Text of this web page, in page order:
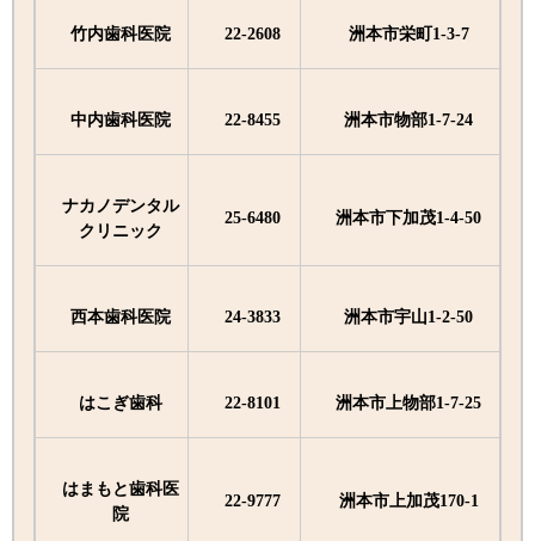
竹内歯科医院 22-2608 洲本市栄町1-3-7
中内歯科医院 22-8455 洲本市物部1-7-24
ナカノデンタル
クリニック
25-6480 洲本市下加茂1-4-50
西本歯科医院 24-3833 洲本市宇山1-2-50
はこぎ歯科 22-8101 洲本市上物部1-7-25
はまもと歯科医
院
22-9777 洲本市上加茂170-1